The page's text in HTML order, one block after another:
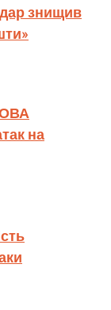
знищив
ОВА
на